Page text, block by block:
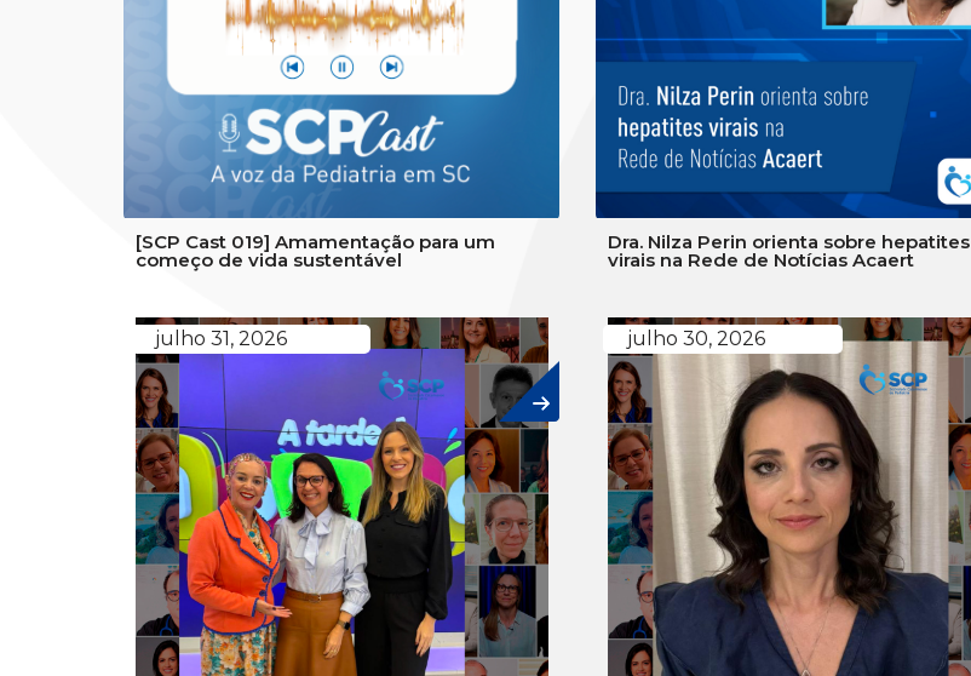
[SCP Cast 019] Amamentação para um
começo de vida sustentável
Dra. Nilza Perin orienta sobre hepatites
virais na Rede de Notícias Acaert
julho 31, 2026 julho 30, 2026